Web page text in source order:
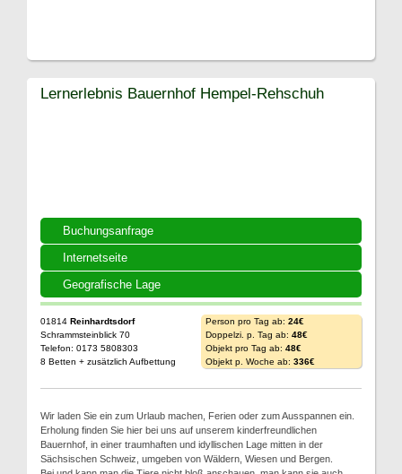
Buchungsanfrage
Internetseite
Geografische Lage
Lernerlebnis Bauernhof Hempel-Rehschuh
01814 Reinhardtsdorf
Schrammsteinblick 70
Telefon: 0173 5808303
8 Betten + zusätzlich Aufbettung
Person pro Tag ab: 24€
Doppelzi. p. Tag ab: 48€
Objekt pro Tag ab: 48€
Objekt p. Woche ab: 336€
Wir laden Sie ein zum Urlaub machen, Ferien oder zum Ausspannen ein.
Erholung finden Sie hier bei uns auf unserem kinderfreundlichen
Bauernhof, in einer traumhaften und idyllischen Lage mitten in der
Sächsischen Schweiz, umgeben von Wäldern, Wiesen und Bergen.